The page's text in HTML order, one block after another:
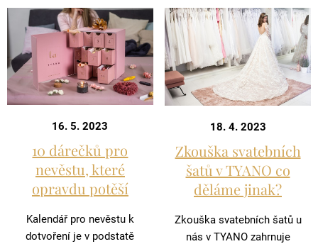
16. 5. 2023
10 dárečků pro
nevěstu, které
opravdu potěší
Kalendář pro nevěstu k
dotvoření je v podstatě
18. 4. 2023
Zkouška svatebních
šatů v TYANO co
děláme jinak?
Zkouška svatebních šatů u
nás v TYANO zahrnuje